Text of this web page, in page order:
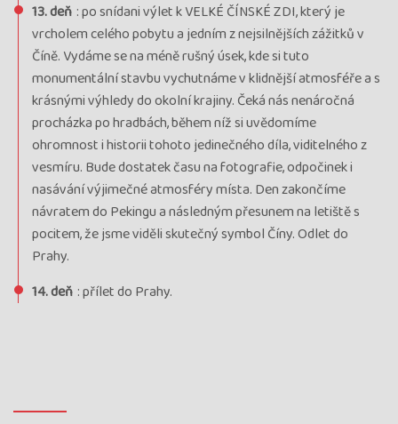
13. deň : po snídani výlet k VELKÉ ČÍNSKÉ ZDI, který je
vrcholem celého pobytu a jedním z nejsilnějších zážitků v
Číně. Vydáme se na méně rušný úsek, kde si tuto
monumentální stavbu vychutnáme v klidnější atmosféře a s
krásnými výhledy do okolní krajiny. Čeká nás nenáročná
procházka po hradbách, během níž si uvědomíme
ohromnost i historii tohoto jedinečného díla, viditelného z
vesmíru. Bude dostatek času na fotografie, odpočinek i
nasávání výjimečné atmosféry místa. Den zakončíme
návratem do Pekingu a následným přesunem na letiště s
pocitem, že jsme viděli skutečný symbol Číny. Odlet do
Prahy.
14. deň : přílet do Prahy.